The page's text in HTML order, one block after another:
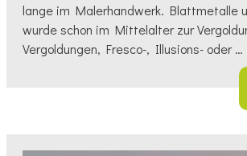
lange im Malerhandwerk. Blattmetalle
wurde schon im Mittelalter zur
Vergoldungen, Fresco-, Illusions- oder …